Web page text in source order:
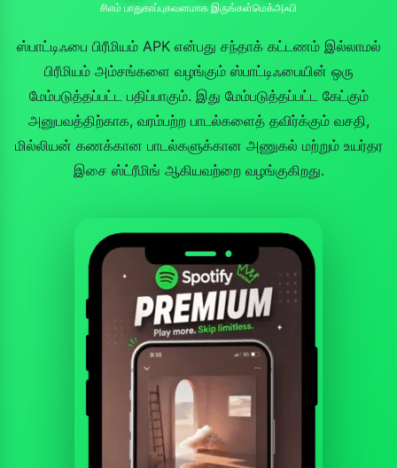
சிஎம் பாதுகாப்புகவனமாக இருங்கள்மெக்அஃபி
ஸ்பாட்டிஃபை பிரீமியம் APK என்பது சந்தாக் கட்டணம் இல்லாமல்
பிரீமியம் அம்சங்களை வழங்கும் ஸ்பாட்டிஃபையின் ஒரு
மேம்படுத்தப்பட்ட பதிப்பாகும். இது மேம்படுத்தப்பட்ட கேட்கும்
அனுபவத்திற்காக, வரம்பற்ற பாடல்களைத் தவிர்க்கும் வசதி,
மில்லியன் கணக்கான பாடல்களுக்கான அணுகல் மற்றும் உயர்தர
இசை ஸ்ட்ரீமிங் ஆகியவற்றை வழங்குகிறது.